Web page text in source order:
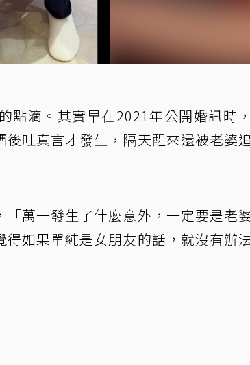
點滴。其實早在2021年公開婚訊時
吐真言才發生，隔天醒來還被老婆
萬一發生了什麼意外，一定要是老
如果單純是女朋友的話，就沒有辦